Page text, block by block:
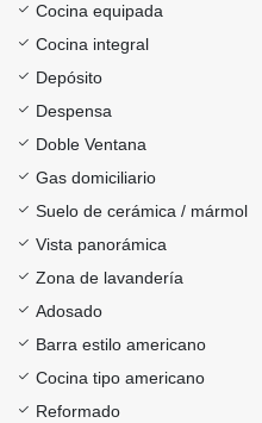
Cocina equipada
Cocina integral
Depósito
Despensa
Doble Ventana
Gas domiciliario
Suelo de cerámica / mármol
Vista panorámica
Zona de lavandería
Adosado
Barra estilo americano
Cocina tipo americano
Reformado